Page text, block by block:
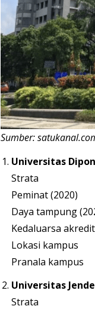
Sumber:
Universitas
Strata
Peminat
Daya tampung
Kedaluarsa
Lokasi
Pranala
Universitas
Strata